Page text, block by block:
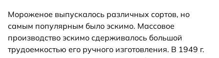
Мороженое выпускалось различных сортов, но
самым популярным было эскимо. Массовое
производство эскимо сдерживалось большой
трудоемкостью его ручного изготовления. В 1949 г.